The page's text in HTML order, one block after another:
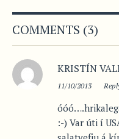
COMMENTS (3)
KRISTÍN
11/10/2013
:-) Var úti í